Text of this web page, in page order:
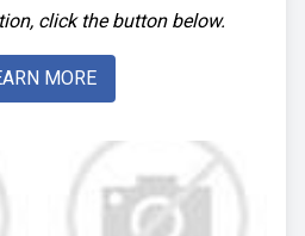
click the button below.
MORE